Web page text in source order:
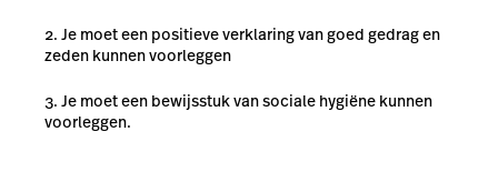
Je moet een positieve verklaring van goed gedrag en
zeden kunnen voorleggen
Je moet een bewijsstuk van sociale hygiëne kunnen
voorleggen.